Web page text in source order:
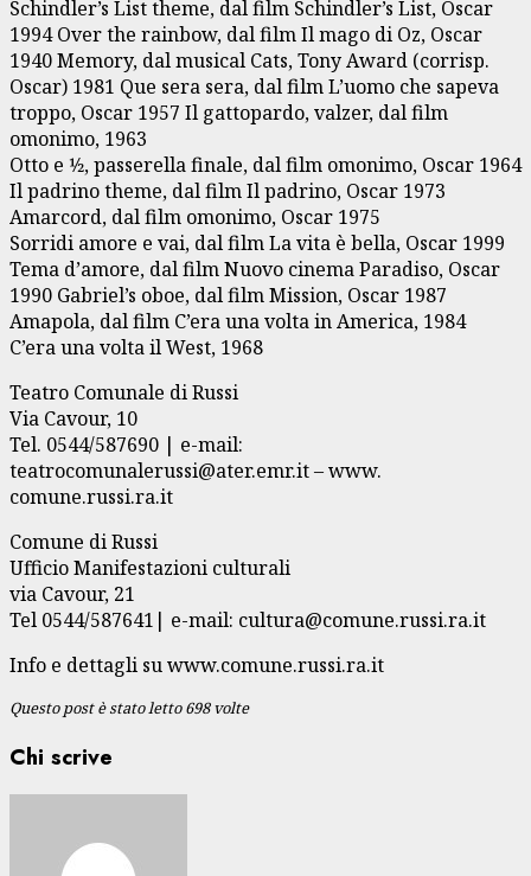
Schindler’s List theme, dal film Schindler’s List, Oscar
1994 Over the rainbow, dal film Il mago di Oz, Oscar
1940 Memory, dal musical Cats, Tony Award (corrisp.
Oscar) 1981 Que sera sera, dal film L’uomo che sapeva
troppo, Oscar 1957 Il gattopardo, valzer, dal film
omonimo, 1963
Otto e 1⁄2, passerella finale, dal film omonimo, Oscar 1964
Il padrino theme, dal film Il padrino, Oscar 1973
Amarcord, dal film omonimo, Oscar 1975
Sorridi amore e vai, dal film La vita è bella, Oscar 1999
Tema d’amore, dal film Nuovo cinema Paradiso, Oscar
1990 Gabriel’s oboe, dal film Mission, Oscar 1987
Amapola, dal film C’era una volta in America, 1984
C’era una volta il West, 1968
Teatro Comunale di Russi
Via Cavour, 10
Tel. 0544/587690 | e-mail:
teatrocomunalerussi@ater.emr.it – www.
comune.russi.ra.it
Comune di Russi
Ufficio Manifestazioni culturali
via Cavour, 21
Tel 0544/587641| e-mail: cultura@comune.russi.ra.it
Info e dettagli su www.comune.russi.ra.it
Questo post è stato letto 698 volte
Chi scrive